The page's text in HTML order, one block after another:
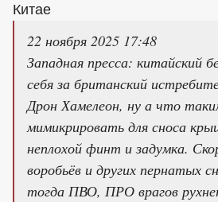
Китае
22 ноября 2025 17:48
Западная пресса: китайский
себя за британский
Дрон Хамелеон, ну а что
мимикрировать для сноса
неплохой финт и задумка.
воробьёв и других пернатых
тогда ПВО, ПРО врагов